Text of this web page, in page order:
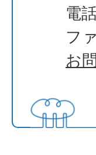
電
フ
お